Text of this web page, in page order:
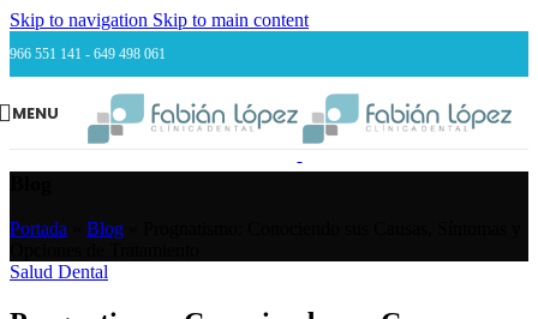
Skip to navigation Skip to main content
966 551 141 - 649 498 061
MENU
Portada Blog
Salud Dental